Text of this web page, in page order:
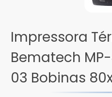
Impressora
Bematech
03 Bobinas